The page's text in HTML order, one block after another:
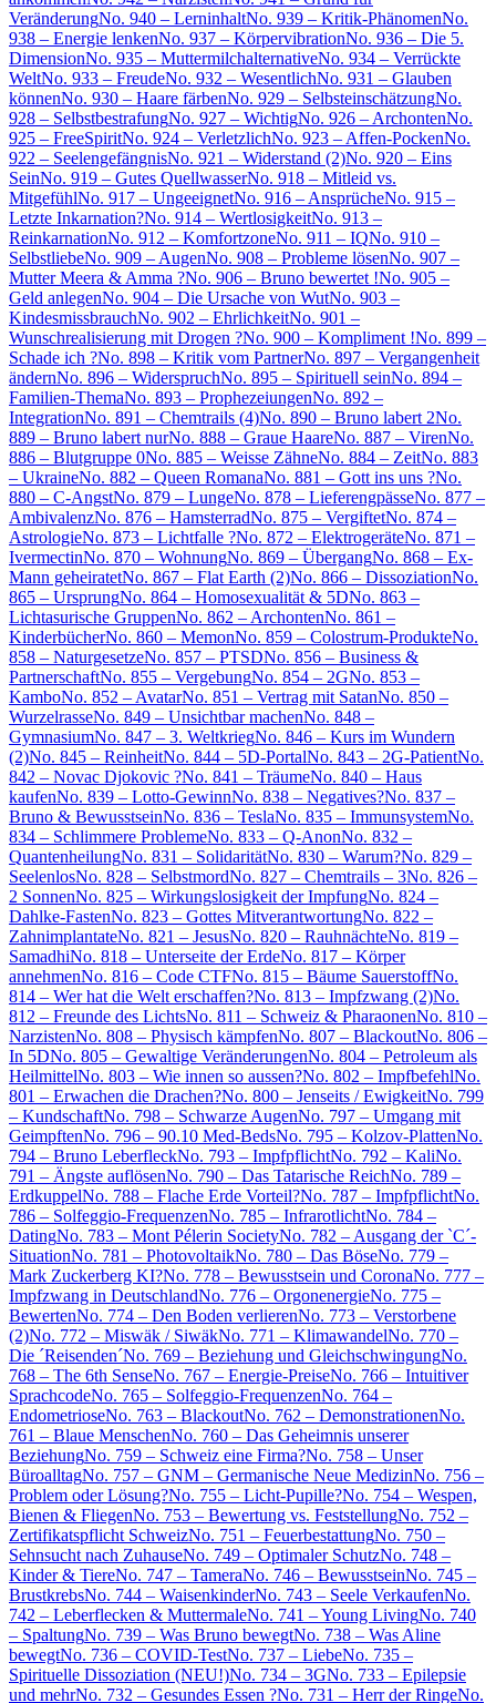
VeränderungNo. 940 – LerninhaltNo. 939 – Kritik-PhänomenNo.
938 – Energie lenkenNo. 937 – KörpervibrationNo. 936 – Die 5.
DimensionNo. 935 – MuttermilchalternativeNo. 934 – Verrückte
WeltNo. 933 – FreudeNo. 932 – WesentlichNo. 931 – Glauben
könnenNo. 930 – Haare färbenNo. 929 – SelbsteinschätzungNo.
928 – SelbstbestrafungNo. 927 – WichtigNo. 926 – ArchontenNo.
925 – FreeSpiritNo. 924 – VerletzlichNo. 923 – Affen-PockenNo.
922 – SeelengefängnisNo. 921 – Widerstand (2)No. 920 – Eins
SeinNo. 919 – Gutes QuellwasserNo. 918 – Mitleid vs.
MitgefühlNo. 917 – UngeeignetNo. 916 – AnsprücheNo. 915 –
Letzte Inkarnation?No. 914 – WertlosigkeitNo. 913 –
ReinkarnationNo. 912 – KomfortzoneNo. 911 – IQNo. 910 –
SelbstliebeNo. 909 – AugenNo. 908 – Probleme lösenNo. 907 –
Mutter Meera & Amma ?No. 906 – Bruno bewertet !No. 905 –
Geld anlegenNo. 904 – Die Ursache von WutNo. 903 –
KindesmissbrauchNo. 902 – EhrlichkeitNo. 901 –
Wunschrealisierung mit Drogen ?No. 900 – Kompliment !No. 899 –
Schade ich ?No. 898 – Kritik vom PartnerNo. 897 – Vergangenheit
ändernNo. 896 – WiderspruchNo. 895 – Spirituell seinNo. 894 –
Familien-ThemaNo. 893 – ProphezeiungenNo. 892 –
IntegrationNo. 891 – Chemtrails (4)No. 890 – Bruno labert 2No.
889 – Bruno labert nurNo. 888 – Graue HaareNo. 887 – VirenNo.
886 – Blutgruppe 0No. 885 – Weisse ZähneNo. 884 – ZeitNo. 883
– UkraineNo. 882 – Queen RomanaNo. 881 – Gott ins uns ?No.
880 – C-AngstNo. 879 – LungeNo. 878 – LieferengpässeNo. 877 –
AmbivalenzNo. 876 – HamsterradNo. 875 – VergiftetNo. 874 –
AstrologieNo. 873 – Lichtfalle ?No. 872 – ElektrogeräteNo. 871 –
IvermectinNo. 870 – WohnungNo. 869 – ÜbergangNo. 868 – Ex-
Mann geheiratetNo. 867 – Flat Earth (2)No. 866 – DissoziationNo.
865 – UrsprungNo. 864 – Homosexualität & 5DNo. 863 –
Lichtasurische GruppenNo. 862 – ArchontenNo. 861 –
KinderbücherNo. 860 – MemonNo. 859 – Colostrum-ProdukteNo.
858 – NaturgesetzeNo. 857 – PTSDNo. 856 – Business &
PartnerschaftNo. 855 – VergebungNo. 854 – 2GNo. 853 –
KamboNo. 852 – AvatarNo. 851 – Vertrag mit SatanNo. 850 –
WurzelrasseNo. 849 – Unsichtbar machenNo. 848 –
GymnasiumNo. 847 – 3. WeltkriegNo. 846 – Kurs im Wundern
(2)No. 845 – ReinheitNo. 844 – 5D-PortalNo. 843 – 2G-PatientNo.
842 – Novac Djokovic ?No. 841 – TräumeNo. 840 – Haus
kaufenNo. 839 – Lotto-GewinnNo. 838 – Negatives?No. 837 –
Bruno & BewusstseinNo. 836 – TeslaNo. 835 – ImmunsystemNo.
834 – Schlimmere ProblemeNo. 833 – Q-AnonNo. 832 –
QuantenheilungNo. 831 – SolidaritätNo. 830 – Warum?No. 829 –
SeelenlosNo. 828 – SelbstmordNo. 827 – Chemtrails – 3No. 826 –
2 SonnenNo. 825 – Wirkungslosigkeit der ImpfungNo. 824 –
Dahlke-FastenNo. 823 – Gottes MitverantwortungNo. 822 –
ZahnimplantateNo. 821 – JesusNo. 820 – RauhnächteNo. 819 –
SamadhiNo. 818 – Unterseite der ErdeNo. 817 – Körper
annehmenNo. 816 – Code CTFNo. 815 – Bäume SauerstoffNo.
814 – Wer hat die Welt erschaffen?No. 813 – Impfzwang (2)No.
812 – Freunde des LichtsNo. 811 – Schweiz & PharaonenNo. 810 –
NarzistenNo. 808 – Physisch kämpfenNo. 807 – BlackoutNo. 806 –
In 5DNo. 805 – Gewaltige VeränderungenNo. 804 – Petroleum als
HeilmittelNo. 803 – Wie innen so aussen?No. 802 – ImpfbefehlNo.
801 – Erwachen die Drachen?No. 800 – Jenseits / EwigkeitNo. 799
– KundschaftNo. 798 – Schwarze AugenNo. 797 – Umgang mit
GeimpftenNo. 796 – 90.10 Med-BedsNo. 795 – Kolzov-PlattenNo.
794 – Bruno LeberfleckNo. 793 – ImpfpflichtNo. 792 – KaliNo.
791 – Ängste auflösenNo. 790 – Das Tatarische ReichNo. 789 –
ErdkuppelNo. 788 – Flache Erde Vorteil?No. 787 – ImpfpflichtNo.
786 – Solfeggio-FrequenzenNo. 785 – InfrarotlichtNo. 784 –
DatingNo. 783 – Mont Pélerin SocietyNo. 782 – Ausgang der `C´-
SituationNo. 781 – PhotovoltaikNo. 780 – Das BöseNo. 779 –
Mark Zuckerberg KI?No. 778 – Bewusstsein und CoronaNo. 777 –
Impfzwang in DeutschlandNo. 776 – OrgonenergieNo. 775 –
BewertenNo. 774 – Den Boden verlierenNo. 773 – Verstorbene
(2)No. 772 – Miswäk / SiwäkNo. 771 – KlimawandelNo. 770 –
Die ´Reisenden´No. 769 – Beziehung und GleichschwingungNo.
768 – The 6th SenseNo. 767 – Energie-PreiseNo. 766 – Intuitiver
SprachcodeNo. 765 – Solfeggio-FrequenzenNo. 764 –
EndometrioseNo. 763 – BlackoutNo. 762 – DemonstrationenNo.
761 – Blaue MenschenNo. 760 – Das Geheimnis unserer
BeziehungNo. 759 – Schweiz eine Firma?No. 758 – Unser
BüroalltagNo. 757 – GNM – Germanische Neue MedizinNo. 756 –
Problem oder Lösung?No. 755 – Licht-Pupille?No. 754 – Wespen,
Bienen & FliegenNo. 753 – Bewertung vs. FeststellungNo. 752 –
Zertifikatspflicht SchweizNo. 751 – FeuerbestattungNo. 750 –
Sehnsucht nach ZuhauseNo. 749 – Optimaler SchutzNo. 748 –
Kinder & TiereNo. 747 – TameraNo. 746 – BewusstseinNo. 745 –
BrustkrebsNo. 744 – WaisenkinderNo. 743 – Seele VerkaufenNo.
742 – Leberflecken & MuttermaleNo. 741 – Young LivingNo. 740
– SpaltungNo. 739 – Was Bruno bewegtNo. 738 – Was Aline
bewegtNo. 736 – COVID-TestNo. 737 – LiebeNo. 735 –
Spirituelle Dissoziation (NEU!)No. 734 – 3GNo. 733 – Epilepsie
und mehrNo. 732 – Gesundes Essen ?No. 731 – Herr der RingeNo.